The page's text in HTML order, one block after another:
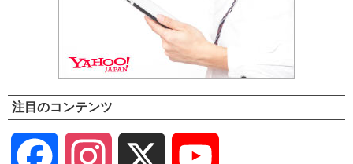
注目のコンテンツ
Facebook Instagram